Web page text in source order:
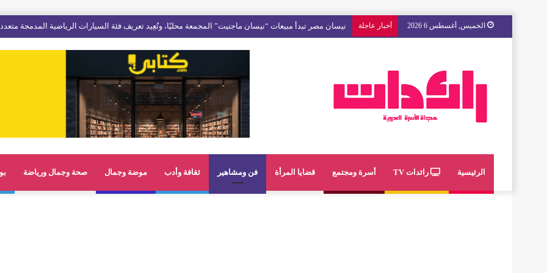
الخميس, أغسطس 6 2026 أخبار عاجلة مع « The Next Ad » ، إنوي يُسند حملته الإعلانية المقبلة إلى الشباب المغربي
الرئيسية رائدات TV أسرة ومجتمع قضايا المرأة فن ومشاهير ثقافة وأدب موضة وجمال صحة وجمال ورياضة